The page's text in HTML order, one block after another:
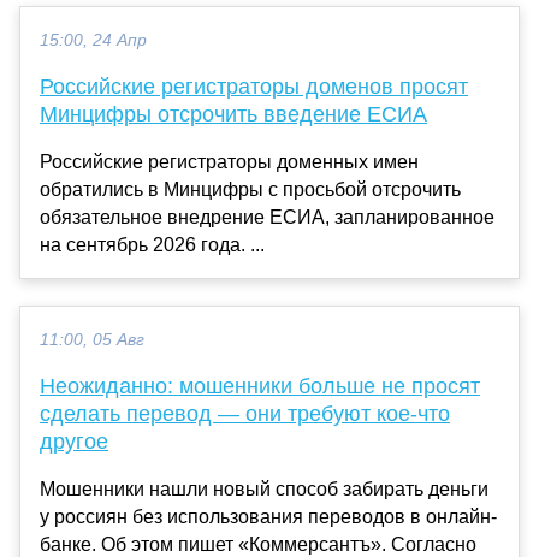
15:00, 24 Апр
Российские регистраторы доменов просят
Минцифры отсрочить введение ЕСИА
Российские регистраторы доменных имен
обратились в Минцифры с просьбой отсрочить
обязательное внедрение ЕСИА, запланированное
на сентябрь 2026 года. ...
11:00, 05 Авг
Неожиданно: мошенники больше не просят
сделать перевод — они требуют кое-что
другое
Мошенники нашли новый способ забирать деньги
у россиян без использования переводов в онлайн-
банке. Об этом пишет «Коммерсантъ». Согласно